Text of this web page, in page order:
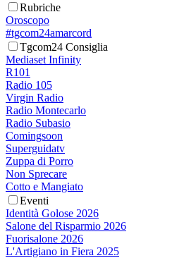
Rubriche
Oroscopo
#tgcom24amarcord
Tgcom24 Consiglia
Mediaset Infinity
R101
Radio 105
Virgin Radio
Radio Montecarlo
Radio Subasio
Comingsoon
Superguidatv
Zuppa di Porro
Non Sprecare
Cotto e Mangiato
Eventi
Identità Golose 2026
Salone del Risparmio 2026
Fuorisalone 2026
L'Artigiano in Fiera 2025